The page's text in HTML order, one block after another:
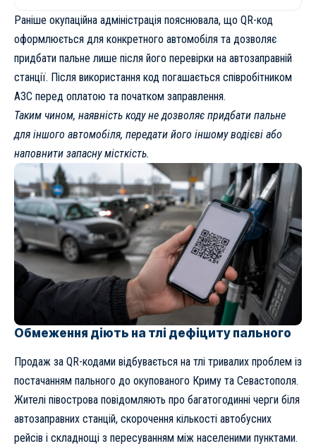
Раніше окупаційна адміністрація пояснювала, що QR-код
оформлюється для конкретного автомобіля та дозволяє
придбати пальне лише після його перевірки на автозаправній
станції. Після використання код погашається співробітником
АЗС перед оплатою та початком заправлення.
Таким чином, наявність коду не дозволяє придбати пальне
для іншого автомобіля, передати його іншому водієві або
наповнити запасну місткість.
Обмеження діють на тлі дефіциту пального
Продаж за QR-кодами відбувається на тлі тривалих проблем із
постачанням пального до окупованого Криму та Севастополя.
Жителі півострова повідомляють про багатогодинні черги біля
автозаправних станцій, скорочення кількості автобусних
рейсів і складнощі з пересуванням між населеними пунктами.